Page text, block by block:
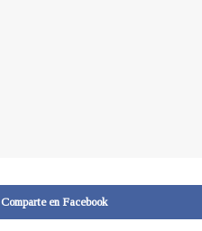
Comparte en Facebook